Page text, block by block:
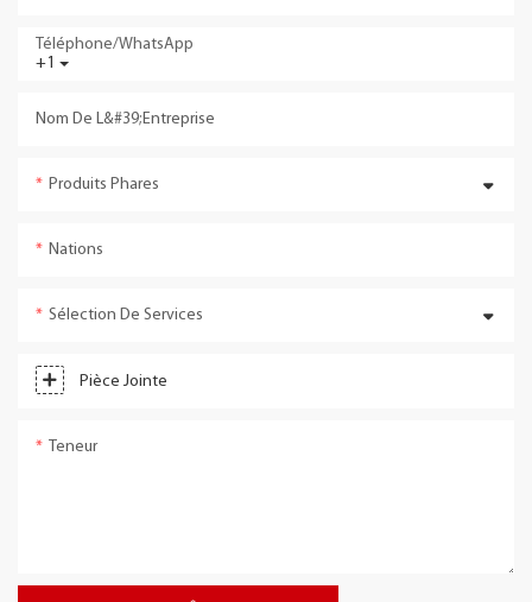
+1
Téléphone/WhatsApp
Nom De L&#39;entreprise
Produits Phares
Nations
Sélection De Services
Pièce Jointe
Teneur